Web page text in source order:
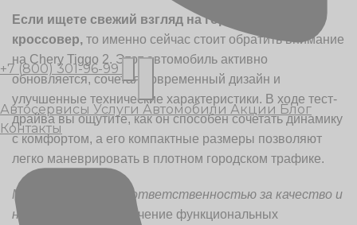
+7 (800) 301-96-99
Автосервисы Услуги Автомобили Акции Блог
Контакты
Если ищете свежий взгляд на городской
кроссовер, то именно сейчас стоит обратить внимание
на Chery Tiggo 2. Этот автомобиль активно
обновляется, сочетая современный дизайн и
улучшенные технические характеристики. В ходе тест-
драйва вы ощутите, как он способен сочетать динамику
с комфортом, а его компактные размеры позволяют
легко маневрировать в плотном городском трафике.
Модель пропитана ответственностью за качество и
надежность,
а увеличение функциональных